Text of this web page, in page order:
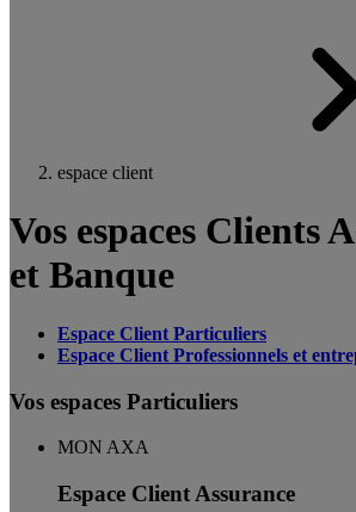
espace client
Vos espaces Clients
et Banque
Espace Client Particuliers
Espace Client Professionnels et
Vos espaces Particuliers
MON AXA
Espace Client Assurance